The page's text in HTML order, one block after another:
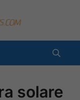
solare